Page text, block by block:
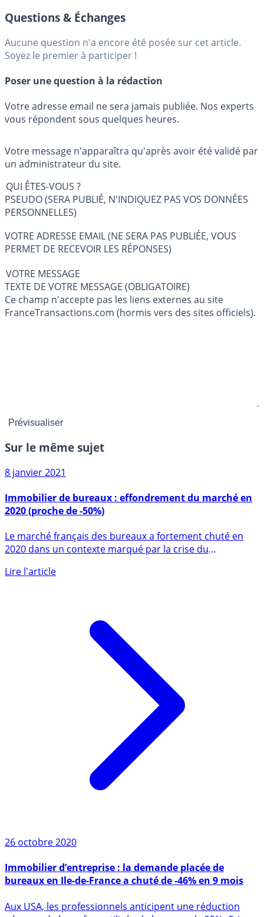
Questions & Échanges
Aucune question n'a encore été posée sur cet article.
Soyez le premier à participer !
Poser une question à la rédaction
Votre adresse email ne sera jamais publiée. Nos experts
vous répondent sous quelques heures.
Votre message n'apparaîtra qu'après avoir été validé par
un administrateur du site.
QUI ÊTES-VOUS ?
PSEUDO (SERA PUBLIÉ, N'INDIQUEZ PAS VOS DONNÉES
PERSONNELLES)
VOTRE ADRESSE EMAIL (NE SERA PAS PUBLIÉE, VOUS
PERMET DE RECEVOIR LES RÉPONSES)
VOTRE MESSAGE
TEXTE DE VOTRE MESSAGE (OBLIGATOIRE)
Ce champ n'accepte pas les liens externes au site
FranceTransactions.com (hormis vers des sites officiels).
Sur le même sujet
8 janvier 2021
2020 (proche de -50%)
2020 dans un contexte marqué par la crise du
26 octobre 2020
bureaux en Ile-de-France a chuté de -46% en 9 mois